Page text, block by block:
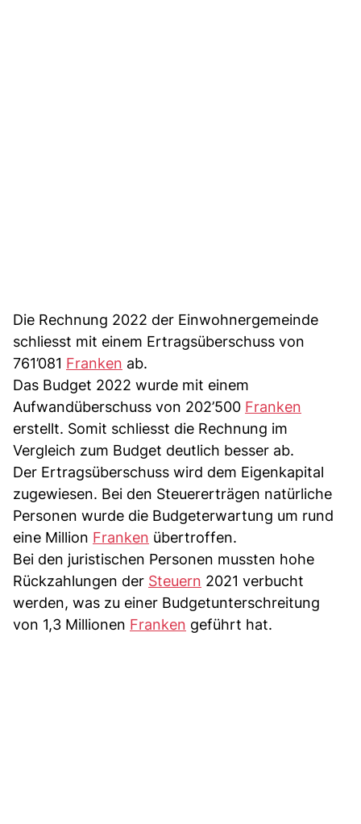
Die Rechnung 2022 der Einwohnergemeinde
schliesst mit einem Ertragsüberschuss von
761’081 Franken ab.
Das Budget 2022 wurde mit einem
Aufwandüberschuss von 202’500 Franken
erstellt. Somit schliesst die Rechnung im
Vergleich zum Budget deutlich besser ab.
Der Ertragsüberschuss wird dem Eigenkapital
zugewiesen. Bei den Steuererträgen natürliche
Personen wurde die Budgeterwartung um rund
eine Million Franken übertroffen.
Bei den juristischen Personen mussten hohe
Rückzahlungen der Steuern 2021 verbucht
werden, was zu einer Budgetunterschreitung
von 1,3 Millionen Franken geführt hat.